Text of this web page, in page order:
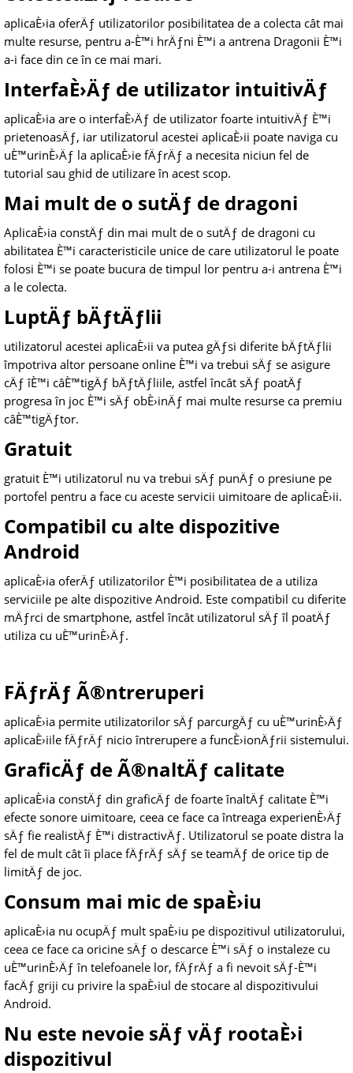
aplicaÈ›ia oferÄƒ utilizatorilor posibilitatea de a colecta cât mai
multe resurse, pentru a-È™i hrÄƒni È™i a antrena Dragonii È™i
a-i face din ce în ce mai mari.
InterfaÈ›Äƒ de utilizator intuitivÄƒ
aplicaÈ›ia are o interfaÈ›Äƒ de utilizator foarte intuitivÄƒ È™i
prietenoasÄƒ, iar utilizatorul acestei aplicaÈ›ii poate naviga cu
uÈ™urinÈ›Äƒ la aplicaÈ›ie fÄƒrÄƒ a necesita niciun fel de
tutorial sau ghid de utilizare în acest scop.
Mai mult de o sutÄƒ de dragoni
AplicaÈ›ia constÄƒ din mai mult de o sutÄƒ de dragoni cu
abilitatea È™i caracteristicile unice de care utilizatorul le poate
folosi È™i se poate bucura de timpul lor pentru a-i antrena È™i
a le colecta.
LuptÄƒ bÄƒtÄƒlii
utilizatorul acestei aplicaÈ›ii va putea gÄƒsi diferite bÄƒtÄƒlii
împotriva altor persoane online È™i va trebui sÄƒ se asigure
cÄƒ îÈ™i câÈ™tigÄƒ bÄƒtÄƒliile, astfel încât sÄƒ poatÄƒ
progresa în joc È™i sÄƒ obÈ›inÄƒ mai multe resurse ca premiu
câÈ™tigÄƒtor.
Gratuit
gratuit È™i utilizatorul nu va trebui sÄƒ punÄƒ o presiune pe
portofel pentru a face cu aceste servicii uimitoare de aplicaÈ›ii.
Compatibil cu alte dispozitive
Android
aplicaÈ›ia oferÄƒ utilizatorilor È™i posibilitatea de a utiliza
serviciile pe alte dispozitive Android. Este compatibil cu diferite
mÄƒrci de smartphone, astfel încât utilizatorul sÄƒ îl poatÄƒ
utiliza cu uÈ™urinÈ›Äƒ.
FÄƒrÄƒ Ã®ntreruperi
aplicaÈ›ia permite utilizatorilor sÄƒ parcurgÄƒ cu uÈ™urinÈ›Äƒ
aplicaÈ›iile fÄƒrÄƒ nicio întrerupere a funcÈ›ionÄƒrii sistemului.
GraficÄƒ de Ã®naltÄƒ calitate
aplicaÈ›ia constÄƒ din graficÄƒ de foarte înaltÄƒ calitate È™i
efecte sonore uimitoare, ceea ce face ca întreaga experienÈ›Äƒ
sÄƒ fie realistÄƒ È™i distractivÄƒ. Utilizatorul se poate distra la
fel de mult cât îi place fÄƒrÄƒ sÄƒ se teamÄƒ de orice tip de
limitÄƒ de joc.
Consum mai mic de spaÈ›iu
aplicaÈ›ia nu ocupÄƒ mult spaÈ›iu pe dispozitivul utilizatorului,
ceea ce face ca oricine sÄƒ o descarce È™i sÄƒ o instaleze cu
uÈ™urinÈ›Äƒ în telefoanele lor, fÄƒrÄƒ a fi nevoit sÄƒ-È™i
facÄƒ griji cu privire la spaÈ›iul de stocare al dispozitivului
Android.
Nu este nevoie sÄƒ vÄƒ rootaÈ›i
dispozitivul